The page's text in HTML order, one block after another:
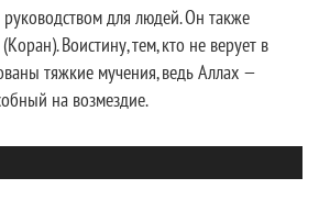
для людей. Он также
Воистину, тем, кто не верует в
тяжкие мучения, ведь Аллах —
на возмездие.